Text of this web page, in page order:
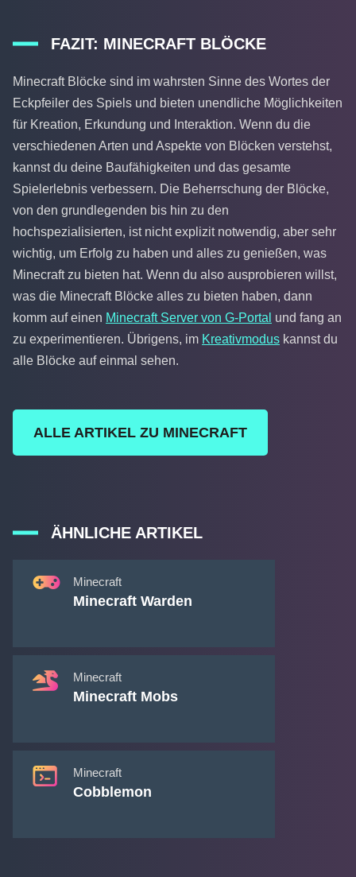
FAZIT: MINECRAFT BLÖCKE
Minecraft Blöcke sind im wahrsten Sinne des Wortes der
Eckpfeiler des Spiels und bieten unendliche Möglichkeiten
für Kreation, Erkundung und Interaktion. Wenn du die
verschiedenen Arten und Aspekte von Blöcken verstehst,
kannst du deine Baufähigkeiten und das gesamte
Spielerlebnis verbessern. Die Beherrschung der Blöcke,
von den grundlegenden bis hin zu den
hochspezialisierten, ist nicht explizit notwendig, aber sehr
wichtig, um Erfolg zu haben und alles zu genießen, was
Minecraft zu bieten hat. Wenn du also ausprobieren willst,
was die Minecraft Blöcke alles zu bieten haben, dann
komm auf einen Minecraft Server von G-Portal und fang an
zu experimentieren. Übrigens, im Kreativmodus kannst du
alle Blöcke auf einmal sehen.
ALLE ARTIKEL ZU MINECRAFT
ÄHNLICHE ARTIKEL
Minecraft
Minecraft Warden
Minecraft
Minecraft Mobs
Minecraft
Cobblemon